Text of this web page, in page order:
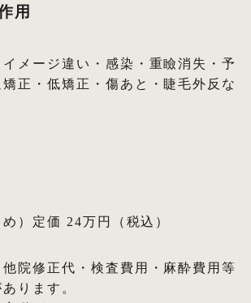
用
メージ違い・感染・重瞼消失・予
正・低矯正・傷あと・睫毛外反な
）定価 24万円（税込）
院修正代・検査費用・麻酔費用等
ります。